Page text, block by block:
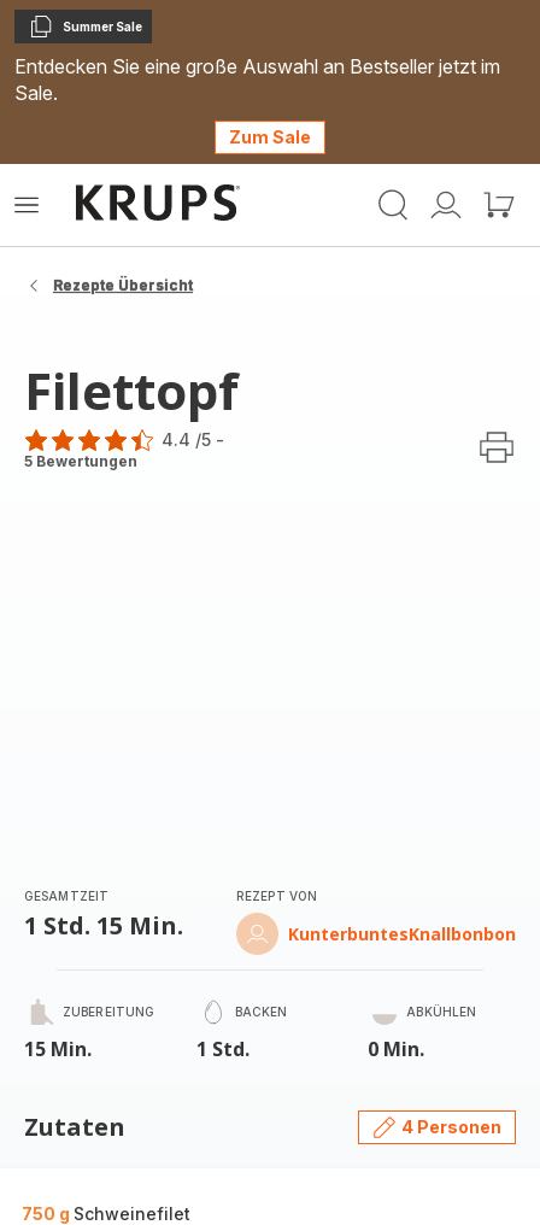
Kopieren
Summer Sale
Entdecken Sie eine große Auswahl an Bestseller jetzt im
Sale.
Zum Sale
Mein
Mein
Das
Rezepte Übersicht
Filettopf
ratings.4.4
4.4 /5 -
5 Bewertungen
GESAMTZEIT
1 Std. 15 Min.
REZEPT VON
KunterbuntesKnallbonbon
ZUBEREITUNG
15 Min.
BACKEN
1 Std.
ABKÜHLEN
0 Min.
Zutaten 4 Personen
750 g Schweinefilet